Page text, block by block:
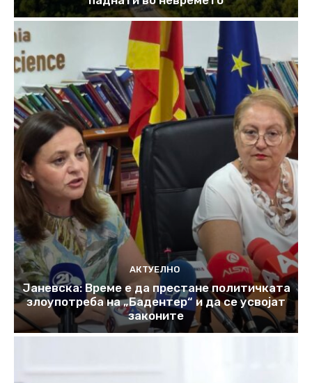
АКТУЕЛНО
Јаневска: Време е да престане политичката
злоупотреба на „Бадентер“ и да се усвојат
законите